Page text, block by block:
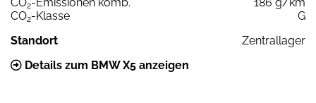
2
CO2-Klasse
G
Standort
Zentrallager
Details zum BMW X5 anzeigen